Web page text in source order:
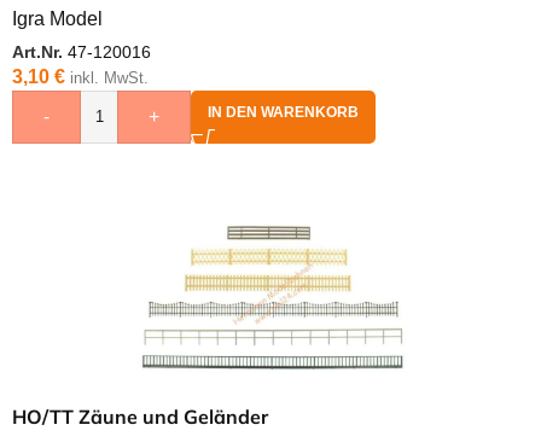
Igra Model
Art.Nr. 47-120016
3,10 € inkl. MwSt.
- + IN DEN WARENKORB
HO/TT Zäune und Geländer